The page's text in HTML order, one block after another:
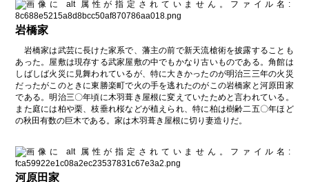
岩橋家
岩橋家は武芸に長けた家系で、藩主の前で新天流槍術を披露することも
あった。屋敷は現存する武家屋敷の中でもかなり古いものである。角館は
しばしば火災に見舞われているが、特に大きかったのが明治三三年の火災
だったがこのときに東勝楽町で火の手を逃れたのがこの岩橋家と河原田家
である。明治三〇年頃に木羽葺き屋根に変えていたためと言われている。
また庭には柏や栗、枝垂れ桜などが植えられ、特に柏は樹齢二五〇年ほど
の秋田有数の巨木である。家は木羽葺き屋根に切り妻造りだ。
河原田家